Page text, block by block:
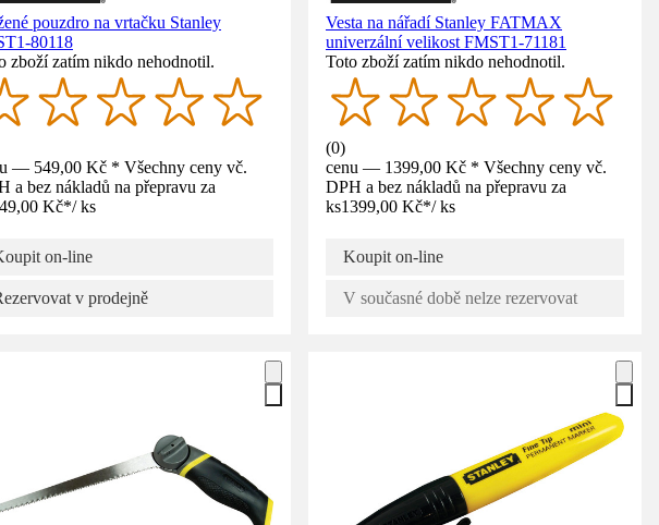
pouzdro na vrtačku Stanley
80118
zboží zatím nikdo nehodnotil.
— 549,00 Kč * Všechny ceny vč.
a bez nákladů na přepravu za
Kč*/ ks
on-line
v prodejně
Vesta na nářadí Stanley FATMAX
univerzální velikost FMST1-71181
Toto zboží zatím nikdo nehodnotil.
(0)
cenu — 1399,00 Kč * Všechny ceny vč.
DPH a bez nákladů na přepravu za
ks1399,00 Kč*/ ks
Koupit on-line
V současné době nelze rezervovat